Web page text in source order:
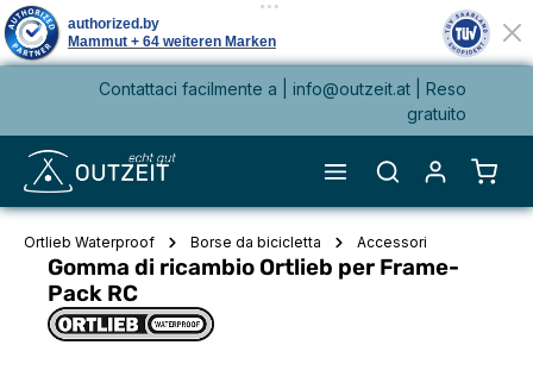
principaleContattaci facilmente a | info@outzeit.at
| Reso
gratuito
Il
Ortlieb Waterproof Borse da bicicletta Accessori
Gomma di ricambio Ortlieb per Frame-
Pack RC